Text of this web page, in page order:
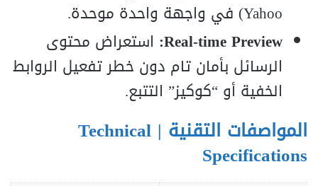
Yahoo) في واجهة واحدة موحدة.
Real-time Preview: استعراض محتوى
الرسائل بأمان تام دون خطر تفعيل الروابط
الخفية أو “كوكيز” التتبع.
المواصفات التقنية | Technical
Specifications